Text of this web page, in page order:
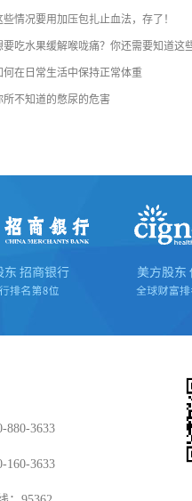
些情况要用加压包扎止血法，存了！
要吃水果缓解喉咙痛？你还需要知道这些
何在日常生活中保持正常体重
所不知道的憋尿的危害
880-3633
160-3633